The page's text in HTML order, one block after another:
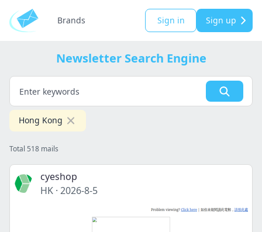
Brands Sign in Sign up
Newsletter Search Engine
Hong Kong
Total 518 mails
cyeshop
HK · 2026-8-5